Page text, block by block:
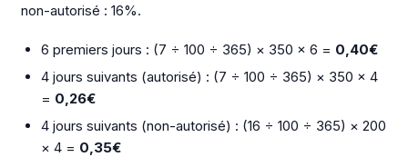
non-autorisé : 16%.
6 premiers jours : (7 ÷ 100 ÷ 365) × 350 × 6 = 0,40€
4 jours suivants (autorisé) : (7 ÷ 100 ÷ 365) × 350 × 4
= 0,26€
4 jours suivants (non-autorisé) : (16 ÷ 100 ÷ 365) × 200
× 4 = 0,35€